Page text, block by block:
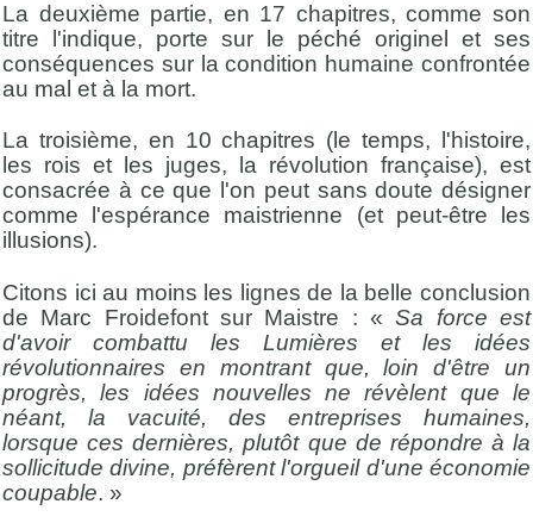
La deuxième partie, en 17 chapitres, comme son
titre l'indique, porte sur le péché originel et ses
conséquences sur la condition humaine confrontée
au mal et à la mort.
La troisième, en 10 chapitres (le temps, l'histoire,
les rois et les juges, la révolution française), est
consacrée à ce que l'on peut sans doute désigner
comme l'espérance maistrienne (et peut-être les
illusions).
Citons ici au moins les lignes de la belle conclusion
de Marc Froidefont sur Maistre : «Sa force est
d'avoir combattu les Lumières et les idées
révolutionnaires en montrant que, loin d'être un
progrès, les idées nouvelles ne révèlent que le
néant, la vacuité, des entreprises humaines,
lorsque ces dernières, plutôt que de répondre à la
sollicitude divine, préfèrent l'orgueil d'une économie
coupable. »